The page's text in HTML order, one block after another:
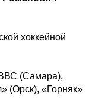
хоккейной
(Самара),
(Орск), «Горняк»